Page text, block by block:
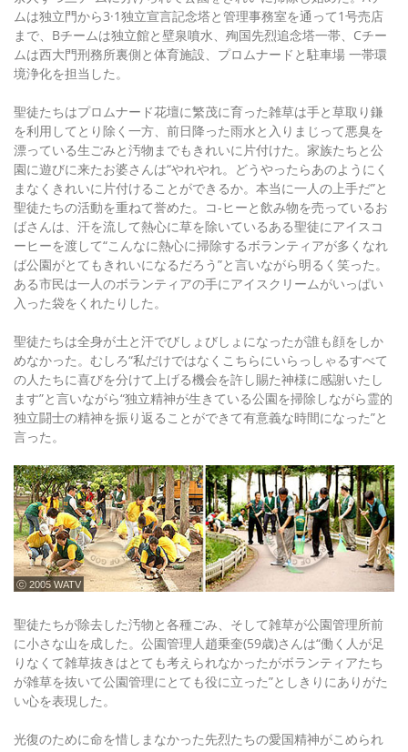
ムは独立門から3·1独立宣言記念塔と管理事務室を通って1号売店
まで、Bチームは独立館と壁泉噴水、殉国先烈追念塔一帯、Cチー
ムは西大門刑務所裏側と体育施設、プロムナードと駐車場 一帯環
境浄化を担当した。
聖徒たちはプロムナード花壇に繁茂に育った雑草は手と草取り鎌
を利用してとり除く一方、前日降った雨水と入りまじって悪臭を
漂っている生ごみと汚物までもきれいに片付けた。家族たちと公
園に遊びに来たお婆さんは“やれやれ。どうやったらあのようにく
まなくきれいに片付けることができるか。本当に一人の上手だ”と
聖徒たちの活動を重ねて誉めた。コ-ヒーと飲み物を売っているお
ばさんは、汗を流して熱心に草を除いているある聖徒にアイスコ
ーヒーを渡して“こんなに熱心に掃除するボランティアが多くなれ
ば公園がとてもきれいになるだろう”と言いながら明るく笑った。
ある市民は一人のボランティアの手にアイスクリームがいっぱい
入った袋をくれたりした。
聖徒たちは全身が土と汗でびしょびしょになったが誰も顔をしか
めなかった。むしろ“私だけではなくこちらにいらっしゃるすべて
の人たちに喜びを分けて上げる機会を許し賜た神様に感謝いたし
ます”と言いながら“独立精神が生きている公園を掃除しながら霊的
独立闘士の精神を振り返ることができて有意義な時間になった”と
言った。
ⓒ 2005 WATV
聖徒たちが除去した汚物と各種ごみ、そして雑草が公園管理所前
に小さな山を成した。公園管理人趙乗奎(59歳)さんは“働く人が足
りなくて雑草抜きはとても考えられなかったがボランティアたち
が雑草を抜いて公園管理にとても役に立った”としきりにありがた
い心を表現した。
光復のために命を惜しまなかった先烈たちの愛国精神がこめられ